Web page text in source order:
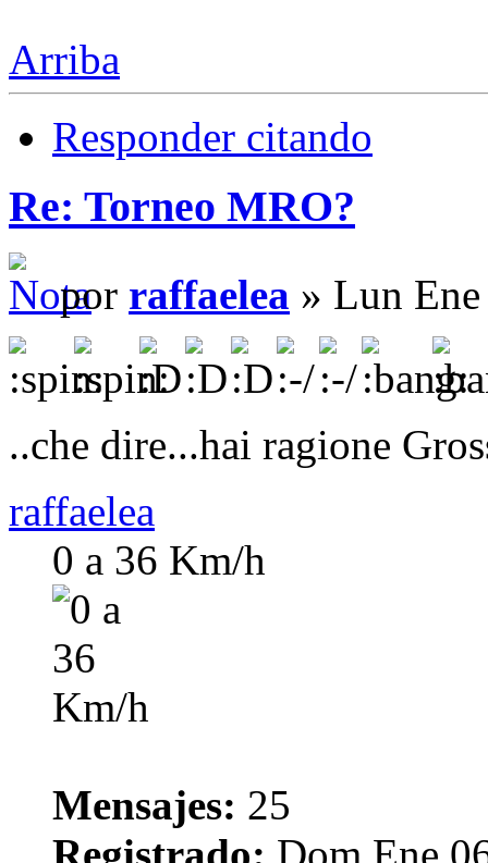
Arriba
Responder citando
Re: Torneo MRO?
por raffaelea » Lun
..che dire...hai ragione
raffaelea
0 a 36 Km/h
Mensajes: 25